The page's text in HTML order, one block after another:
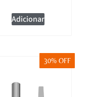
Adicionar
30% OFF